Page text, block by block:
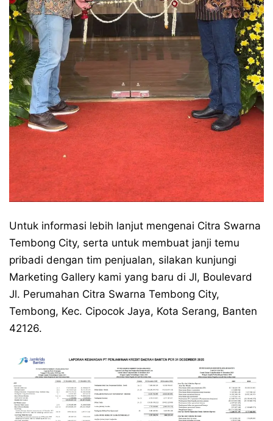
Untuk informasi lebih lanjut mengenai Citra Swarna
Tembong City, serta untuk membuat janji temu
pribadi dengan tim penjualan, silakan kunjungi
Marketing Gallery kami yang baru di Jl, Boulevard
Jl. Perumahan Citra Swarna Tembong City,
Tembong, Kec. Cipocok Jaya, Kota Serang, Banten
42126.